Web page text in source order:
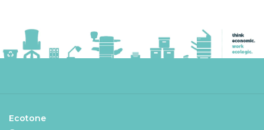
Ecotone